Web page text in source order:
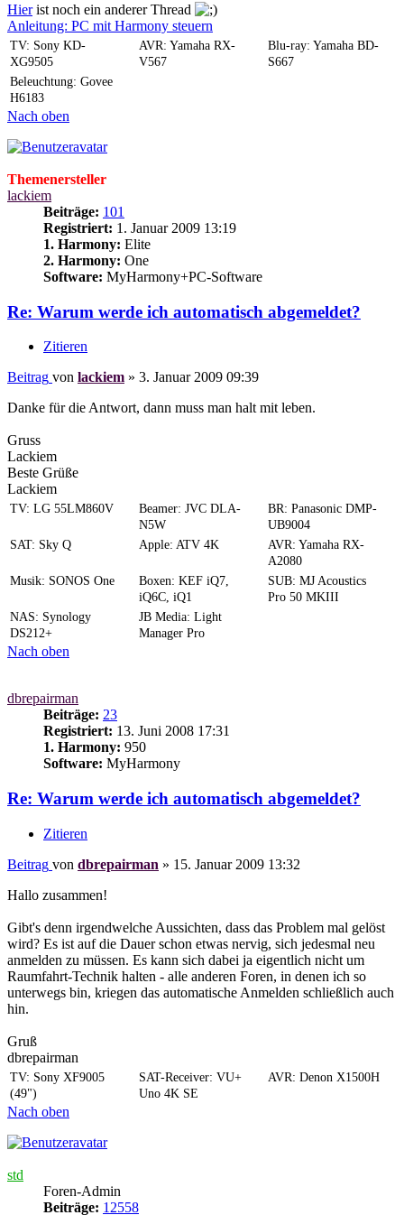
Hierist noch ein anderer Thread
Anleitung: PC mit Harmony steuern
TV: Sony KD-
XG9505
AVR: Yamaha RX-
V567
Blu-ray: Yamaha BD-
S667
Beleuchtung: Govee
H6183
Nach oben
Themenersteller
lackiem
Beiträge: 101
Registriert: 1. Januar 2009 13:19
1. Harmony: Elite
2. Harmony: One
Software: MyHarmony+PC-Software
Re: Warum werde ich automatisch abgemeldet?
Zitieren
Beitrag von lackiem » 3. Januar 2009 09:39
Danke für die Antwort, dann muss man halt mit leben.
Gruss
Lackiem
Beste Grüße
Lackiem
TV: LG 55LM860V
Beamer: JVC DLA-
N5W
BR: Panasonic DMP-
UB9004
SAT: Sky Q
Apple: ATV 4K
AVR: Yamaha RX-
A2080
Musik: SONOS One
Boxen: KEF iQ7,
iQ6C, iQ1
SUB: MJ Acoustics
Pro 50 MKIII
NAS: Synology
DS212+
JB Media: Light
Manager Pro
Nach oben
dbrepairman
Beiträge: 23
Registriert: 13. Juni 2008 17:31
1. Harmony: 950
Software: MyHarmony
Re: Warum werde ich automatisch abgemeldet?
Zitieren
Beitrag von dbrepairman » 15. Januar 2009 13:32
Hallo zusammen!
Gibt's denn irgendwelche Aussichten, dass das Problem mal gelöst
wird? Es ist auf die Dauer schon etwas nervig, sich jedesmal neu
anmelden zu müssen. Es kann sich dabei ja eigentlich nicht um
Raumfahrt-Technik halten - alle anderen Foren, in denen ich so
unterwegs bin, kriegen das automatische Anmelden schließlich auch
hin.
Gruß
dbrepairman
TV: Sony XF9005
(49")
SAT-Receiver: VU+
Uno 4K SE
AVR: Denon X1500H
Nach oben
std
Foren-Admin
Beiträge: 12558